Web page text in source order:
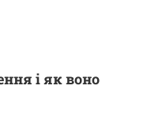
і як воно